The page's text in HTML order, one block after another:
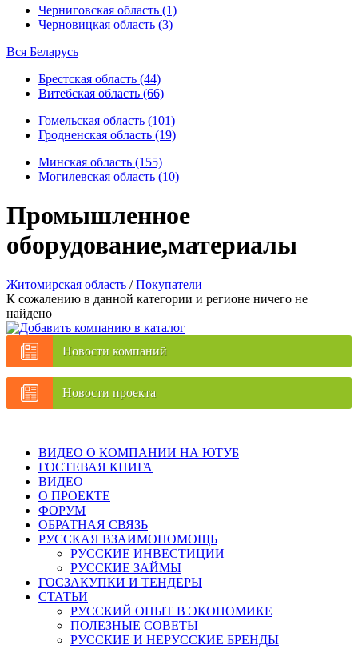
Черниговская область (1)
Черновицкая область (3)
Вся Беларусь
Брестская область (44)
Витебская область (66)
Гомельская область (101)
Гродненская область (19)
Минская область (155)
Могилевская область (10)
Промышленное
оборудование,материалы
Житомирская область /Покупатели
К сожалению в данной категории и регионе ничего не
найдено
Новости компаний
Новости проекта
ВИДЕО О КОМПАНИИ НА ЮТУБ
ГОСТЕВАЯ КНИГА
ВИДЕО
О ПРОЕКТЕ
ФОРУМ
ОБРАТНАЯ СВЯЗЬ
РУССКАЯ ВЗАИМОПОМОЩЬ
РУССКИЕ ИНВЕСТИЦИИ
РУССКИЕ ЗАЙМЫ
ГОСЗАКУПКИ И ТЕНДЕРЫ
СТАТЬИ
РУССКИЙ ОПЫТ В ЭКОНОМИКЕ
ПОЛЕЗНЫЕ СОВЕТЫ
РУССКИЕ И НЕРУССКИЕ БРЕНДЫ